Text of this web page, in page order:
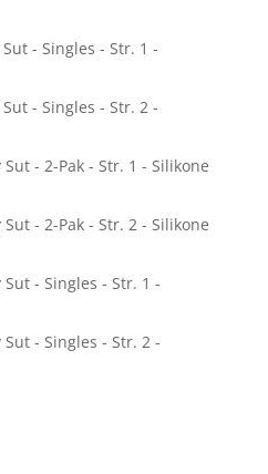
- Singles - Str. 1 -
- Singles - Str. 2 -
- 2-Pak - Str. 1 - Silikone
- 2-Pak - Str. 2 - Silikone
- Singles - Str. 1 -
- Singles - Str. 2 -